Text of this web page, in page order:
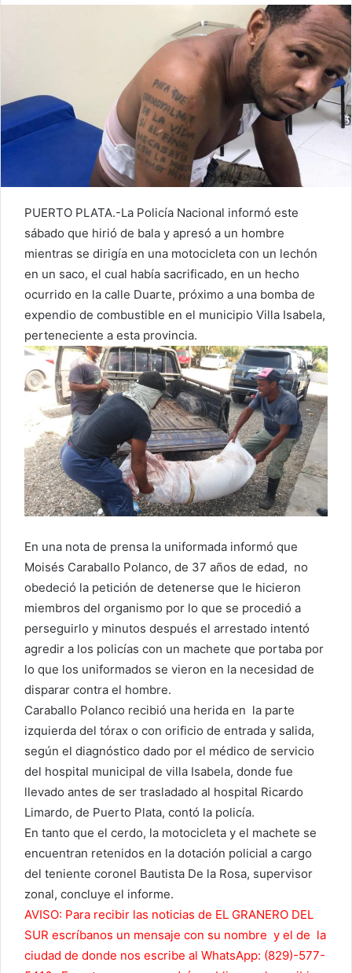
PUERTO PLATA.-La Policía Nacional informó este
sábado que hirió de bala y apresó a un hombre
mientras se dirigía en una motocicleta con un lechón
en un saco, el cual había sacrificado, en un hecho
ocurrido en la calle Duarte, próximo a una bomba de
expendio de combustible en el municipio Villa Isabela,
perteneciente a esta provincia.
En una nota de prensa la uniformada informó que
Moisés Caraballo Polanco, de 37 años de edad, no
obedeció la petición de detenerse que le hicieron
miembros del organismo por lo que se procedió a
perseguirlo y minutos después el arrestado intentó
agredir a los policías con un machete que portaba por
lo que los uniformados se vieron en la necesidad de
disparar contra el hombre.
Caraballo Polanco recibió una herida en la parte
izquierda del tórax o con orificio de entrada y salida,
según el diagnóstico dado por el médico de servicio
del hospital municipal de villa Isabela, donde fue
llevado antes de ser trasladado al hospital Ricardo
Limardo, de Puerto Plata, contó la policía.
En tanto que el cerdo, la motocicleta y el machete se
encuentran retenidos en la dotación policial a cargo
del teniente coronel Bautista De la Rosa, supervisor
zonal, concluye el informe.
AVISO: Para recibir las noticias de EL GRANERO DEL
SUR escríbanos un mensaje con su nombre y el de la
ciudad de donde nos escribe al WhatsApp: (829)-577-